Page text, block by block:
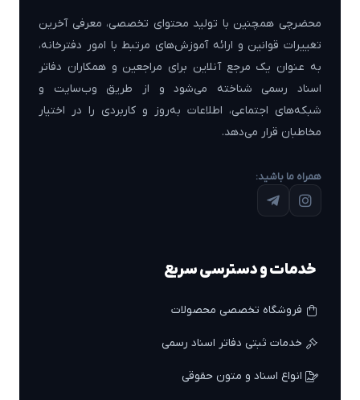
محضرچی همچنین با تولید محتوای تخصصی، معرفی آخرین
تغییرات قوانین و ارائه آموزش‌های مرتبط با امور دفترخانه،
به عنوان یک مرجع آنلاین برای مراجعین و همکاران دفاتر
اسناد رسمی شناخته می‌شود و از طریق وب‌سایت و
شبکه‌های اجتماعی، اطلاعات به‌روز و کاربردی را در اختیار
مخاطبان قرار می‌دهد.
همراه ما باشید:
خدمات و دسترسی سریع
فروشگاه تخصصی محصولات
خدمات ثبتی دفاتر اسناد رسمی
انواع اسناد و متون حقوقی